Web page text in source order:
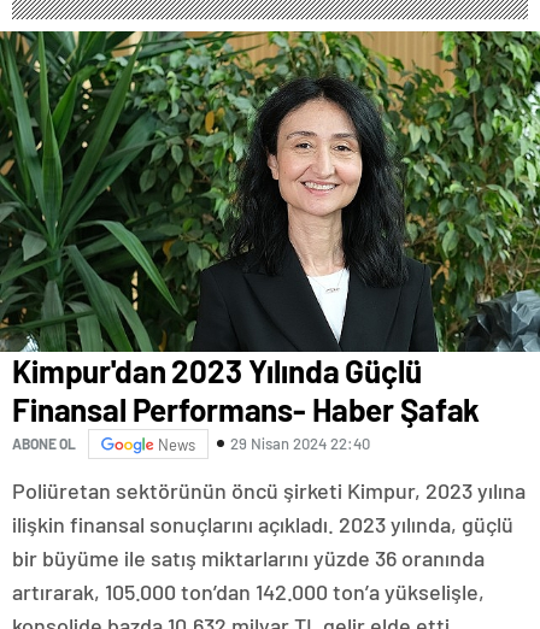
Kimpur'dan 2023 Yılında Güçlü
Finansal Performans- Haber Şafak
ABONE OL News 29 Nisan 2024 22:40
Poliüretan sektörünün öncü şirketi Kimpur, 2023 yılına
ilişkin finansal sonuçlarını açıkladı. 2023 yılında, güçlü
bir büyüme ile satış miktarlarını yüzde 36 oranında
artırarak, 105.000 ton’dan 142.000 ton’a yükselişle,